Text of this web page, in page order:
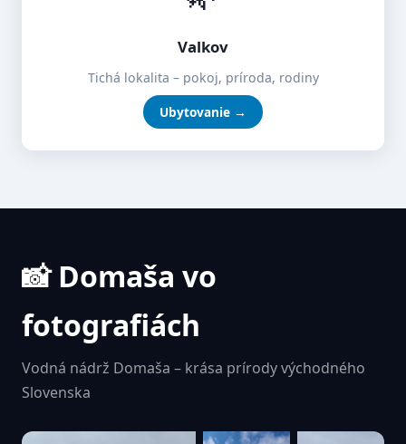
Valkov
Tichá lokalita – pokoj, príroda, rodiny
Ubytovanie →
📸 Domaša vo
fotografiách
Vodná nádrž Domaša – krása prírody východného
Slovenska